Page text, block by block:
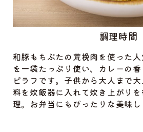
調理時
和豚もちぶたの荒挽肉を使った
を一袋たっぷり使い、カレーの
ピラフです。子供から大人まで
料を炊飯器に入れて炊き上がり
理。お弁当にもぴったりな美味し